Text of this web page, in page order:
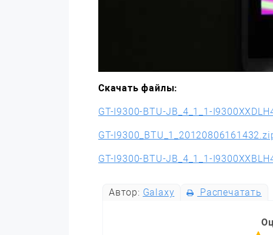
Скачать файлы:
GT-I9300-BTU-JB_4_1_1-
GT-
GT-I9300-BTU-JB_4_1_1-
Автор: Galaxy Распечатать